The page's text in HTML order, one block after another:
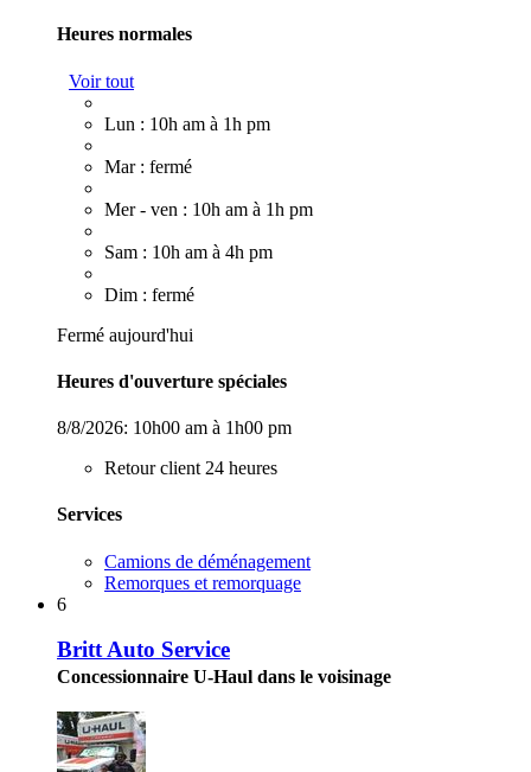
Heures normales
Voir tout
Lun : 10h am à 1h pm
Mar : fermé
Mer - ven : 10h am à 1h pm
Sam : 10h am à 4h pm
Dim : fermé
Fermé aujourd'hui
Heures d'ouverture spéciales
8/8/2026: 10h00 am à 1h00 pm
Retour client 24 heures
Services
Camions de déménagement
Remorques et remorquage
6
Britt Auto Service
Concessionnaire U-Haul dans le voisinage